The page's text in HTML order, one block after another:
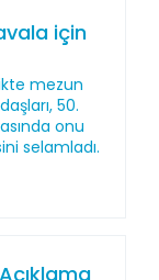
için
mezun
50.
onu
selamladı.